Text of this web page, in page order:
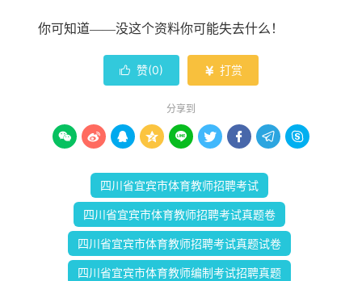
你可知道——没这个资料你可能失去什么 ！
 赞(0)  打赏
分享到
        
四川省宜宾市体育教师招聘考试
四川省宜宾市体育教师招聘考试真题卷
四川省宜宾市体育教师招聘考试真题试卷
四川省宜宾市体育教师编制考试招聘真题